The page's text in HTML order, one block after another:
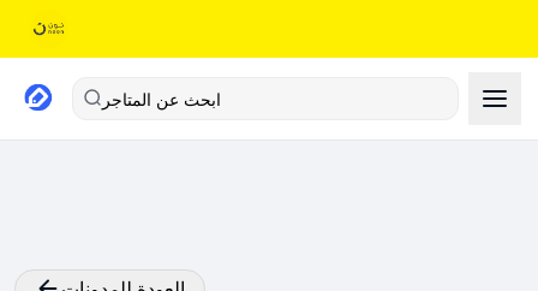
ابحث عن المتاجر